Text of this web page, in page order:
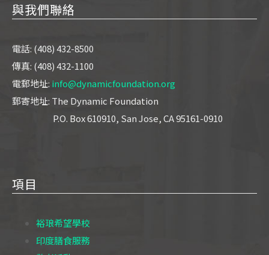
與我們聯絡
電話: (408) 432-8500
傳真: (408) 432-1100
電郵地址: info@dynamicfoundation.org
郵寄地址: The Dynamic Foundation
P.O. Box 610910, San Jose, CA 95161-0910
項目
裕琅希望學校
印度膳食服務